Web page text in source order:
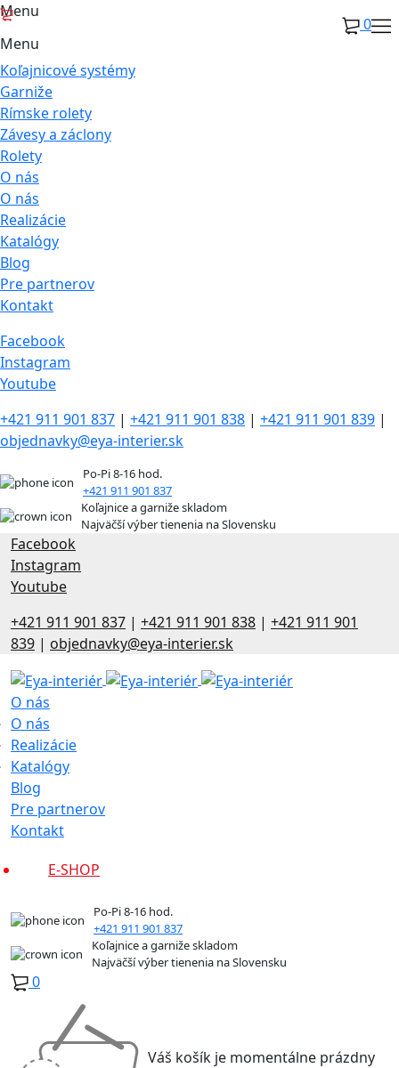
Menu
Menu
Koľajnicové systémy
Garniže
Rímske rolety
Závesy a záclony
Rolety
O nás
O nás
Realizácie
Katalógy
Blog
Pre partnerov
Kontakt
Facebook
Instagram
Youtube
+421 911 901 837 | +421 911 901 838 | +421 911 901 839 |
objednavky@eya-interier.sk
Po-Pi 8-16 hod.
+421 911 901 837
Koľajnice a garniže skladom
Najväčší výber tienenia na Slovensku
0
Facebook
Instagram
Youtube
+421 911 901 837 | +421 911 901 838 | +421 911 901
839 | objednavky@eya-interier.sk
O nás
O nás
Realizácie
Katalógy
Blog
Pre partnerov
Kontakt
E-SHOP
Po-Pi 8-16 hod.
+421 911 901 837
Koľajnice a garniže skladom
Najväčší výber tienenia na Slovensku
0
Váš košík je momentálne prázdny